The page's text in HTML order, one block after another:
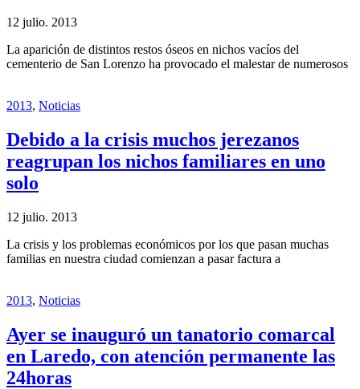
12 julio. 2013
La aparición de distintos restos óseos en nichos vacíos del
cementerio de San Lorenzo ha provocado el malestar de numerosos
2013, Noticias
Debido a la crisis muchos jerezanos
reagrupan los nichos familiares en uno
solo
12 julio. 2013
La crisis y los problemas económicos por los que pasan muchas
familias en nuestra ciudad comienzan a pasar factura a
2013, Noticias
Ayer se inauguró un tanatorio comarcal
en Laredo, con atención permanente las
24horas